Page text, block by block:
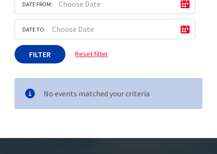
DATE FROM:
DATE TO:
FILTER Reset filter
No events matched your criteria